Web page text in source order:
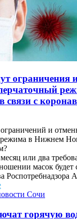
ограничения
связи с
и
в Нижнем
или два
масок будет
Роспотребнадзора
горячую